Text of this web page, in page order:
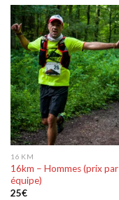
16 KM
16km – Hommes (prix par
équipe)
25€